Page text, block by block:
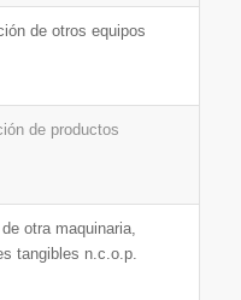
de otros equipos
de productos
otra maquinaria,
tangibles n.c.o.p.